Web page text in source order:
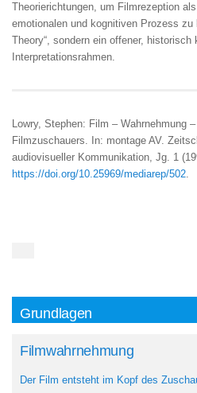
Theorierichtungen, um Filmrezeption
emotionalen und kognitiven Prozess zu
Theory“, sondern ein offener, historisch
Interpretationsrahmen.
Lowry, Stephen: Film – Wahrnehmung
Filmzuschauers. In: montage AV.
audiovisueller Kommunikation, Jg. 1
https://doi.org/10.25969/mediarep/502.
Grundlagen
Filmwahrnehmung
Der Film entsteht im Kopf des